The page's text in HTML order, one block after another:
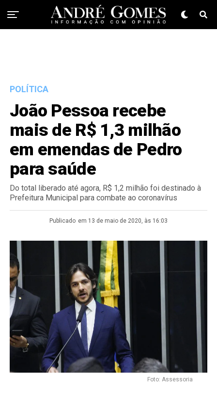
POLÍTICA
João Pessoa recebe
mais de R$ 1,3 milhão
em emendas de Pedro
para saúde
Do total liberado até agora, R$ 1,2 milhão foi destinado à
Prefeitura Municipal para combate ao coronavírus
Publicado em 13 de maio de 2020, às 16:03
Foto: Assessoria